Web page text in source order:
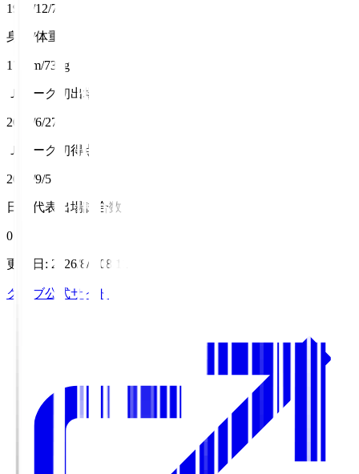
1997/12/7
身長/体重
174cm/73kg
Ｊリーグ初出場
2020/6/27
Ｊリーグ初得点
2020/9/5
日本代表出場試合数
0
更新日 : 2026/8/7 08:11
クラブ公式サイト